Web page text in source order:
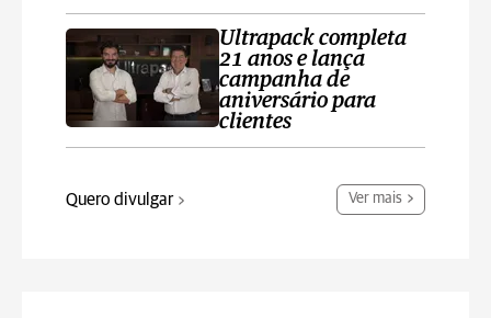
Ultrapack completa
21 anos e lança
campanha de
aniversário para
clientes
Quero divulgar Ver mais